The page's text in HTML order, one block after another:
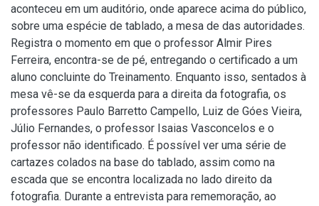
aconteceu em um auditório, onde aparece acima do público,
sobre uma espécie de tablado, a mesa de das autoridades.
Registra o momento em que o professor Almir Pires
Ferreira, encontra-se de pé, entregando o certificado a um
aluno concluinte do Treinamento. Enquanto isso, sentados à
mesa vê-se da esquerda para a direita da fotografia, os
professores Paulo Barretto Campello, Luiz de Góes Vieira,
Júlio Fernandes, o professor Isaias Vasconcelos e o
professor não identificado. É possível ver uma série de
cartazes colados na base do tablado, assim como na
escada que se encontra localizada no lado direito da
fotografia. Durante a entrevista para rememoração, ao